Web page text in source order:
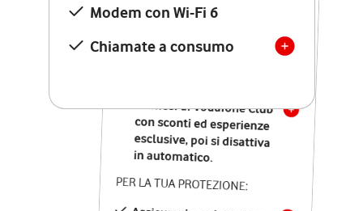
Modem con Wi-Fi 6
Chiamate a consumo
Chiamate illimitate verso
numeri fissi e mobili
nazionali
12 mesi di Vodafone Club
con sconti ed esperienze
esclusive, poi si disattiva
in automatico.
PER LA TUA PROTEZIONE: